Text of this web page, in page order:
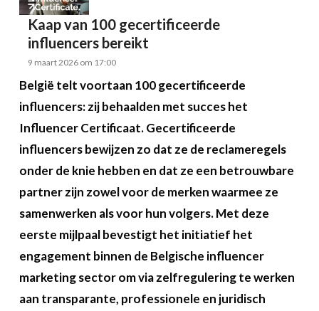
Kaap van 100 gecertificeerde
influencers bereikt
9 maart 2026 om 17:00
België telt voortaan 100 gecertificeerde
influencers: zij behaalden met succes het
Influencer Certificaat. Gecertificeerde
influencers bewijzen zo dat ze de reclameregels
onder de knie hebben en dat ze een betrouwbare
partner zijn zowel voor de merken waarmee ze
samenwerken als voor hun volgers. Met deze
eerste mijlpaal bevestigt het initiatief het
engagement binnen de Belgische influencer
marketing sector om via zelfregulering te werken
aan transparante, professionele en juridisch